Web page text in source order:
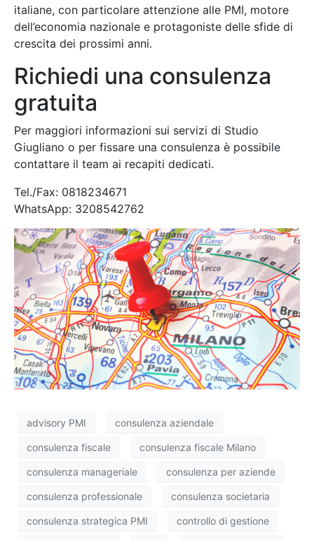
italiane, con particolare attenzione alle PMI, motore
dell’economia nazionale e protagoniste delle sfide di
crescita dei prossimi anni.
Richiedi una consulenza
gratuita
Per maggiori informazioni sui servizi di Studio
Giugliano o per fissare una consulenza è possibile
contattare il team ai recapiti dedicati.
Tel./Fax: 0818234671
WhatsApp: 3208542762
advisory PMI consulenza aziendale
consulenza fiscale consulenza fiscale Milano
consulenza manageriale consulenza per aziende
consulenza professionale consulenza societaria
consulenza strategica PMI controllo di gestione